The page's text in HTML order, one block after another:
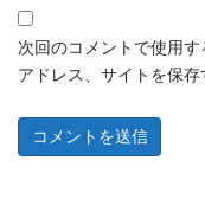
次回のコメントで使用
アドレス、サイトを保存